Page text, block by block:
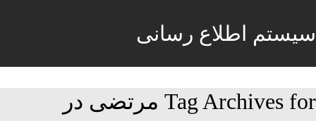
سیستم اطلاع رسانی
Tag Archives for مرتضی در